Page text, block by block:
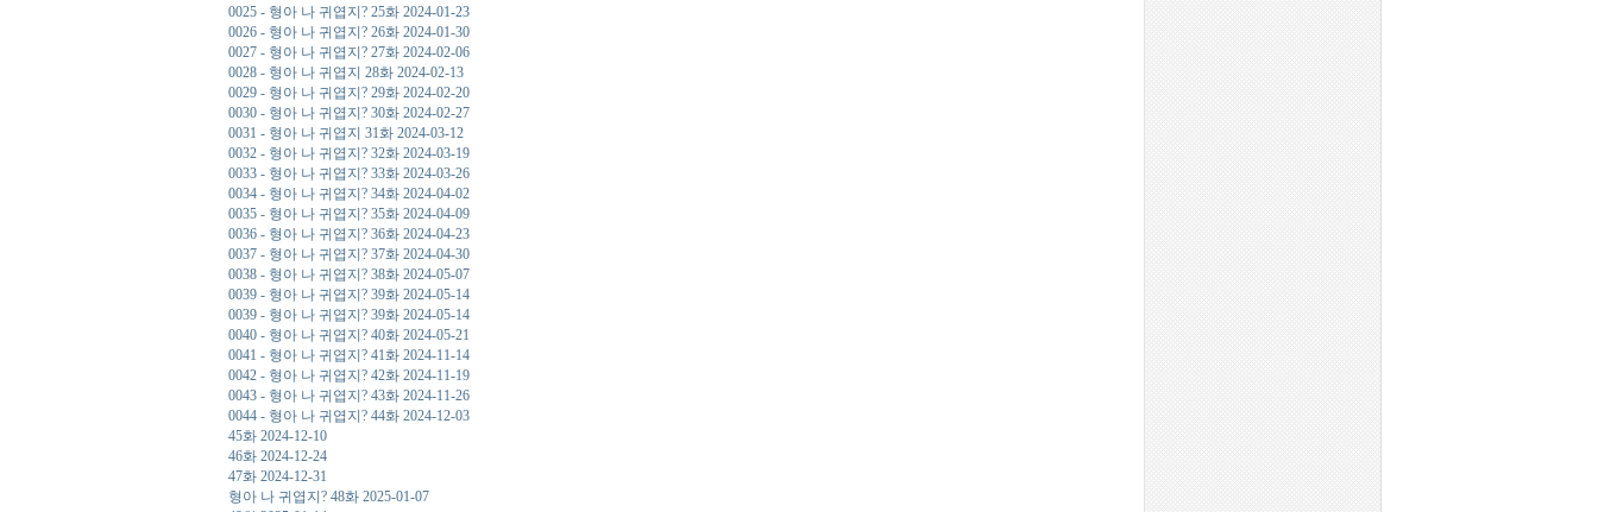
0025 - 형아 나 귀엽지? 25화 2024-01-23
0026 - 형아 나 귀엽지? 26화 2024-01-30
0027 - 형아 나 귀엽지? 27화 2024-02-06
0028 - 형아 나 귀엽지 28화 2024-02-13
0029 - 형아 나 귀엽지? 29화 2024-02-20
0030 - 형아 나 귀엽지? 30화 2024-02-27
0031 - 형아 나 귀엽지 31화 2024-03-12
0032 - 형아 나 귀엽지? 32화 2024-03-19
0033 - 형아 나 귀엽지? 33화 2024-03-26
0034 - 형아 나 귀엽지? 34화 2024-04-02
0035 - 형아 나 귀엽지? 35화 2024-04-09
0036 - 형아 나 귀엽지? 36화 2024-04-23
0037 - 형아 나 귀엽지? 37화 2024-04-30
0038 - 형아 나 귀엽지? 38화 2024-05-07
0039 - 형아 나 귀엽지? 39화 2024-05-14
0039 - 형아 나 귀엽지? 39화 2024-05-14
0040 - 형아 나 귀엽지? 40화 2024-05-21
0041 - 형아 나 귀엽지? 41화 2024-11-14
0042 - 형아 나 귀엽지? 42화 2024-11-19
0043 - 형아 나 귀엽지? 43화 2024-11-26
0044 - 형아 나 귀엽지? 44화 2024-12-03
45화 2024-12-10
46화 2024-12-24
47화 2024-12-31
형아 나 귀엽지? 48화 2025-01-07